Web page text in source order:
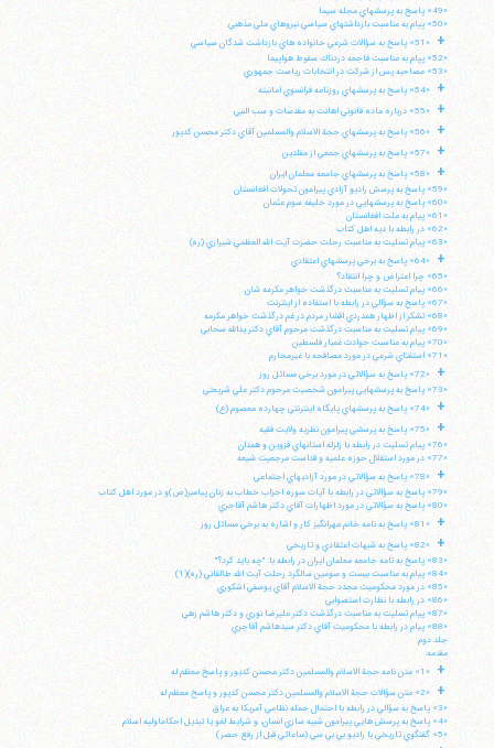
«49» پاسخ به پرسشهاي مجله سيما
«50» پيام به مناسبت بازداشتهاي سياسي نيروهاي ملي مذهبي
+
«51» پاسخ به سؤالات شرعي خانواده هاي بازداشت شدگان سياسي
«52» پپام به مناسبت فاجعه دردناك سقوط هواپيما
«53» مصاحبه پس از شركت در انتخابات رياست جمهوري
+ «54» پاسخ به پرسشهاي روزنامه فرانسوي امانيته
+ «55» درباره ماده قانوني اهانت به مقدسات و سب النبي
+ «56» پاسخ به پرسشهاي حجة الاسلام والمسلمين آقاي دكتر محسن كديور
+ «57» پاسخ به پرسشهاي جمعي از مقلدين
+
«58» پاسخ به پرسشهاي جامعه معلمان ايران
«59» پاسخ به پرسش راديو آزادي پيرامون تحولات افغانستان
«60» پاسخ به پرسشهايي در مورد خليفه سوم عثمان
«61» پيام به ملت افغانستان
«62» در رابطه با ديه اهل كتاب
«63» پيام تسليت به مناسبت رحلت حضرت آيت الله العظمي شيرازي (ره)
+
«64» پاسخ به برخي پرسشهاي اعتقادي
«65» چرا اعتراض و چرا انتقاد؟
«66» پيام تسليت به مناسبت درگذشت خواهر مكرمه شان
«67» پاسخ به سؤالي در رابطه با استفاده از اينترنت
«68» تشكر از اظهار همدردي اقشار مردم در غم درگذشت خواهر مكرمه
«69» پيام تسليت به مناسبت درگذشت مرحوم آقاي دكتر يدالله سحابي
«70» پيام به مناسبت حوادث غمبار فلسطين
«71» استفتاي شرعي در مورد مصافحه با غيرمحارم
+
«72» پاسخ به سؤالاتي در مورد برخي مسائل روز
«73» پاسخ به پرسشهايي پيرامون شخصيت مرحوم دكتر علي شريعتي
+ «74» پاسخ به پرسشهاي پايگاه اينترنتي چهارده معصوم (ع)
+
«75» پاسخ به پرسشي پيرامون نظريه ولايت فقيه
«76» پيام تسليت در رابطه با زلزله استانهاي قزوين و همدان
«77» در مورد استقلال حوزه علميه و قداست مرجعيت شيعه
+
«78» پاسخ به سؤالاتي در مورد آزاديهاي اجتماعي
«79» پاسخ به سؤالاتي در رابطه با آيات سوره احزاب خطاب به زنان پيامبر(ص)و در مورد اهل كتاب
«80» پاسخ به سؤالاتي در مورد اظهارات آقاي دكتر هاشم آقاجري
+ «81» پاسخ به نامه خانم مهرانگيز كار و اشاره به برخي مسائل روز
+
«82» پاسخ به شبهات اعتقادي و تاريخي
«83» پاسخ به نامه جامعه معلمان ايران در رابطه با: "چه بايد كرد؟"
«84» پيام به مناسبت بيست و سومين سالگرد رحلت آيت الله طالقاني (ره)(1)
«85» در مورد محكوميت مجدد حجة الاسلام آقاي يوسفي اشكوري
«86» در رابطه با نظارت استصوابي
«87» پيام تسليت به مناسبت درگذشت دكتر عليرضا نوري و دكتر هاشم زهي
«88» پيام در رابطه با محكوميت آقاي دكتر سيدهاشم آقاجري
جلد دوم
مقدمه:
+ «1» متن نامه حجة الاسلام والمسلمين دكتر محسن كديور و پاسخ معظم له
+
«2» متن سؤالات حجة الاسلام والمسلمين دكتر محسن كديور و پاسخ معظم له
«3» پاسخ به سؤالي در رابطه با احتمال حمله نظامي آمريكا به عراق
«4» پاسخ به پرسش هايي پيرامون شبيه سازي انسان، و شرايط لغو يا تبديل احكاماوليه اسلام
«5» گفتگوي تاريخي با راديو بي بي سي (ساعاتي قبل از رفع حصر)